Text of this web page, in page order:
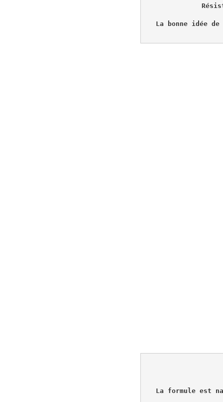
La bonne idée
La formule est